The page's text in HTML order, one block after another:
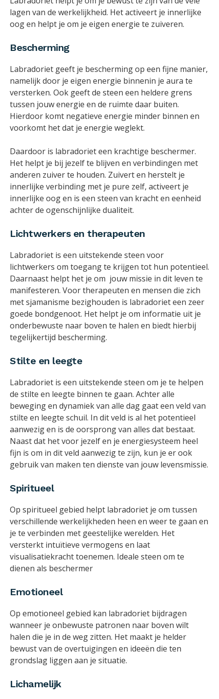
lagen van de werkelijkheid. Het activeert je innerlijke
oog en helpt je om je eigen energie te zuiveren.
Bescherming
Labradoriet geeft je bescherming op een fijne manier,
namelijk door je eigen energie binnenin je aura te
versterken. Ook geeft de steen een heldere grens
tussen jouw energie en de ruimte daar buiten.
Hierdoor komt negatieve energie minder binnen en
voorkomt het dat je energie weglekt.
Daardoor is labradoriet een krachtige beschermer.
Het helpt je bij jezelf te blijven en verbindingen met
anderen zuiver te houden. Zuivert en herstelt je
innerlijke verbinding met je pure zelf, activeert je
innerlijke oog en is een steen van kracht en eenheid
achter de ogenschijnlijke dualiteit.
Lichtwerkers en therapeuten
Labradoriet is een uitstekende steen voor
lichtwerkers om toegang te krijgen tot hun potentieel.
Daarnaast helpt het je om jouw missie in dit leven te
manifesteren. Voor therapeuten en mensen die zich
met sjamanisme bezighouden is labradoriet een zeer
goede bondgenoot. Het helpt je om informatie uit je
onderbewuste naar boven te halen en biedt hierbij
tegelijkertijd bescherming.
Stilte en leegte
Labradoriet is een uitstekende steen om je te helpen
de stilte en leegte binnen te gaan. Achter alle
beweging en dynamiek van alle dag gaat een veld van
stilte en leegte schuil. In dit veld is al het potentieel
aanwezig en is de oorsprong van alles dat bestaat.
Naast dat het voor jezelf en je energiesysteem heel
fijn is om in dit veld aanwezig te zijn, kun je er ook
gebruik van maken ten dienste van jouw levensmissie.
Spiritueel
Op spiritueel gebied helpt labradoriet je om tussen
verschillende werkelijkheden heen en weer te gaan en
je te verbinden met geestelijke werelden. Het
versterkt intuïtieve vermogens en laat
visualisatiekracht toenemen. Ideale steen om te
dienen als beschermer
Emotioneel
Op emotioneel gebied kan labradoriet bijdragen
wanneer je onbewuste patronen naar boven wilt
halen die je in de weg zitten. Het maakt je helder
bewust van de overtuigingen en ideeën die ten
grondslag liggen aan je situatie.
Lichamelijk